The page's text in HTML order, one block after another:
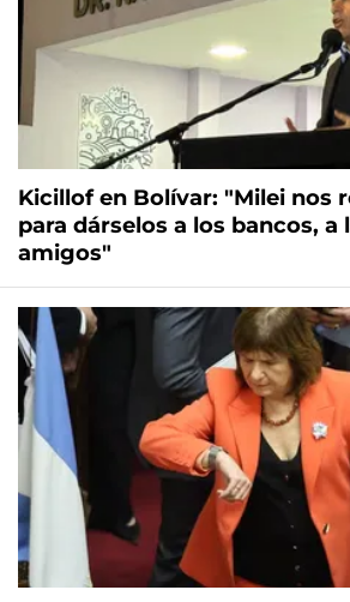
Kicillof en Bolívar: "Milei nos
para dárselos a los bancos, a
amigos"